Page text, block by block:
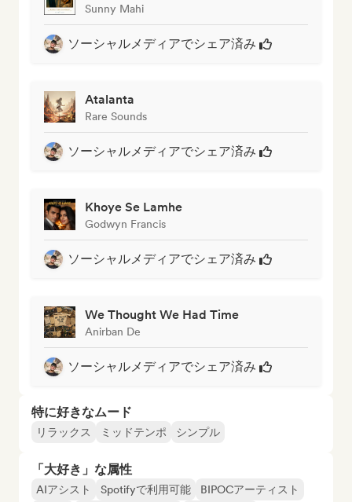
Sunny Mahi
ソーシャルメディアでシェア済み
Atalanta
Rare Sounds
ソーシャルメディアでシェア済み
Khoye Se Lamhe
Godwyn Francis
ソーシャルメディアでシェア済み
We Thought We Had Time
Anirban De
ソーシャルメディアでシェア済み
特に好きなムード
リラックス ミッドテンポ シンプル
「大好き」な属性
AIアシスト Spotifyで利用可能
BIPOCアーティスト